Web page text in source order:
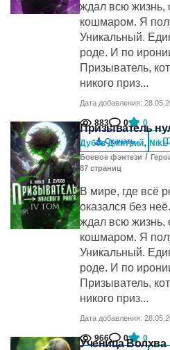
ждал всю жизнь,
кошмаром. Я
Уникальный.
роде. И по
Призыватель,
никого приз...
Дата добавления:
883 0 0
Скачать
Призыватель
Дубов Дмитрий, NikL
Боевое фэнтези /
87 cтраниц
В мире, где всё
оказался без
ждал всю жизнь,
кошмаром. Я
Уникальный.
роде. И по
Призыватель,
никого приз...
Дата добавления:
966 0 0
Ученица Волхва